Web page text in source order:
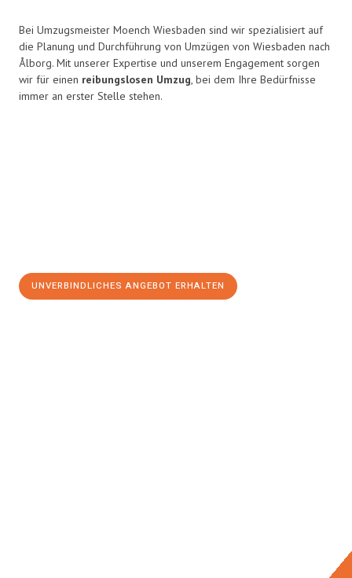
Bei Umzugsmeister Moench Wiesbaden sind wir spezialisiert auf
die Planung und Durchführung von Umzügen von Wiesbaden nach
Ålborg. Mit unserer Expertise und unserem Engagement sorgen
wir für einen reibungslosen Umzug, bei dem Ihre Bedürfnisse
immer an erster Stelle stehen.
UNVERBINDLICHES ANGEBOT ERHALTEN